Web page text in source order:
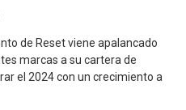
de Reset viene apalancado
marcas a su cartera de
el 2024 con un crecimiento a